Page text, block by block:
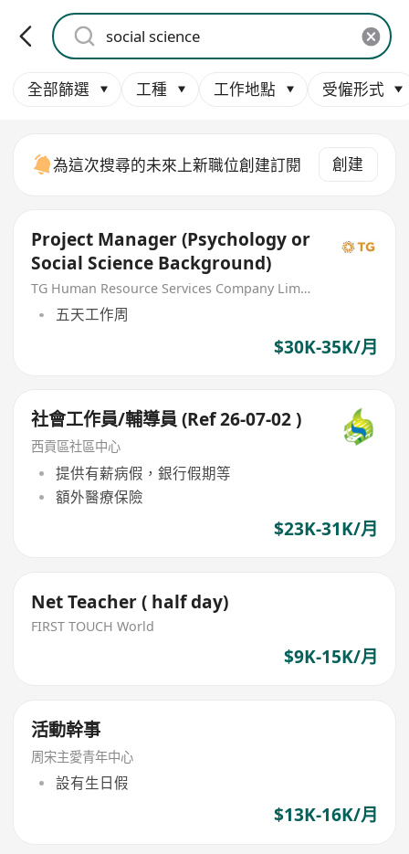
全部篩選 工種 工作地點 受僱形式
為這次搜尋的未來上新職位創建訂閱 創建
Project Manager (Psychology or
Social Science Background)
TG Human Resource Services Company Limited
五天工作周
$30K-35K/月
社會工作員/輔導員 (Ref 26-07-02 )
西貢區社區中心
提供有薪病假，銀行假期等
額外醫療保險
$23K-31K/月
Net Teacher ( half day)
FIRST TOUCH World
$9K-15K/月
活動幹事
周宋主愛青年中心
設有生日假
$13K-16K/月